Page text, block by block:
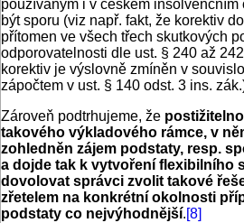
používaným i v českém
být sporu (viz např. fakt, že korektiv
přítomen ve všech třech skutkových
odporovatelnosti dle ust. § 240 až
korektiv je výslovně zmíněn v
zápočtem v ust. § 140 odst. 3 ins.
Zároveň podtrhujeme, že
takového výkladového rámce, v
zohledněn zájem podstaty, resp.
a dojde tak k vytvoření flexibilního
dovolovat správci zvolit takové
zřetelem na konkrétní okolnosti
podstaty co nejvýhodnější.[8]